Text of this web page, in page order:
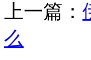
上一篇：
么